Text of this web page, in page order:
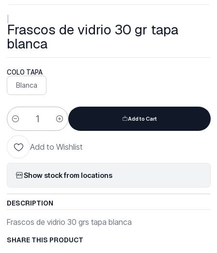
Frascos de vidrio 30 gr tapa
blanca
COLO TAPA
Blanca
Quantity
Add to Cart
Add to Wishlist
Show stock from locations
DESCRIPTION
Frascos de vidrio 30 grs tapa blanca
SHARE THIS PRODUCT